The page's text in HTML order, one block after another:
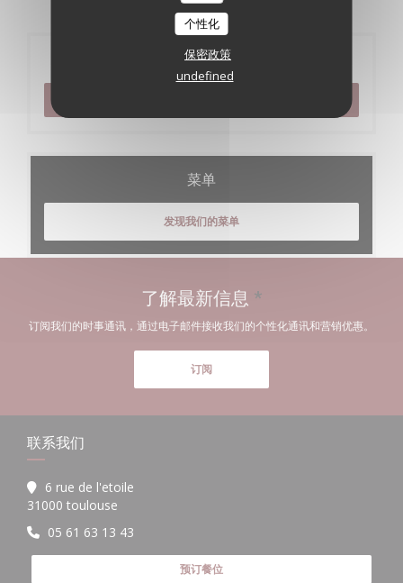
个性化
保密政策
undefined
预订
菜单
发现我们的菜单
了解最新信息 *
订阅我们的时事通讯，通过电子邮件接收我们的个性化通讯和营销优惠。
订阅
联系我们
6 rue de l'etoile
31000 toulouse
05 61 63 13 43
预订餐位